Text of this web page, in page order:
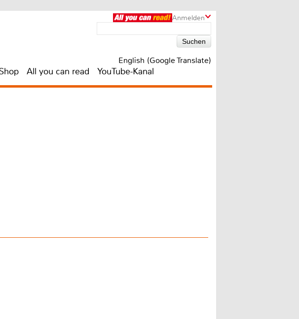
Anmelden
English (Google Translate)
All you can read YouTube-Kanal